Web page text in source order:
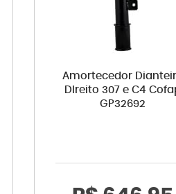
Amortecedor
DIreito 307 e C4
GP32692